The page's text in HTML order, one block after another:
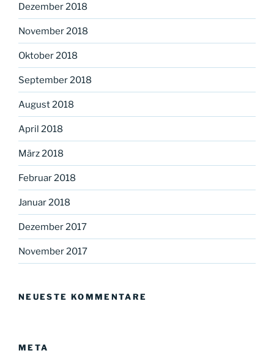
Dezember 2018
November 2018
Oktober 2018
September 2018
August 2018
April 2018
März 2018
Februar 2018
Januar 2018
Dezember 2017
November 2017
NEUESTE KOMMENTARE
META